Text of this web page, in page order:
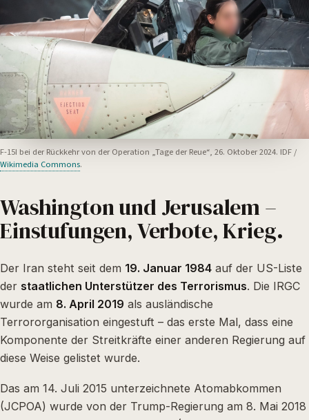
Washington und Jerusalem –
Einstufungen, Verbote, Krieg.
Der Iran steht seit dem 19. Januar 1984 auf der US-Liste
der staatlichen Unterstützer des Terrorismus. Die IRGC
wurde am 8. April 2019 als ausländische
Terrororganisation eingestuft – das erste Mal, dass eine
Komponente der Streitkräfte einer anderen Regierung auf
diese Weise gelistet wurde.
Das am 14. Juli 2015 unterzeichnete Atomabkommen
(JCPOA) wurde von der Trump-Regierung am 8. Mai 2018
F-15I bei der Rückkehr von der Operation „Tage der Reue“, 26. Oktober 2024. IDF /
Wikimedia Commons.